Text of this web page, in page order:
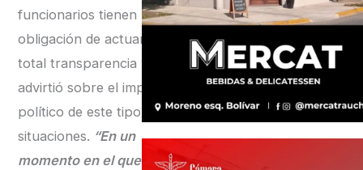
funcionarios tienen la
obligación de actuar con
total transparencia y
advirtió sobre el impacto
político de este tipo de
situaciones. “En un
momento en el que